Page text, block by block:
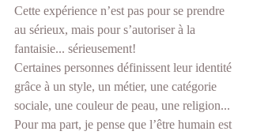
Cette expérience n’est pas pour se prendre
au sérieux, mais pour s’autoriser à la
fantaisie... sérieusement!
Certaines personnes définissent leur identité
grâce à un style, un métier, une catégorie
sociale, une couleur de peau, une religion...
Pour ma part, je pense que l’être humain est